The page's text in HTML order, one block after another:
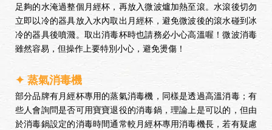
足夠的水淹過整個月經杯，再放入微波爐加熱至滾。水滾後切勿
立即以冷的器具放入水內取出月經杯，避免微波後的滾水碰到冰
冷的器具後噴濺。取出消毒杯時也請務必小心高溫喔！微波消毒
雖然容易，但操作上要特別小心，避免燙傷！
✦ 蒸氣消毒機
部分品牌有月經杯專用的蒸氣消毒機，同樣是透過高溫消毒；有
些人會詢問是否可用寶寶退役的消毒鍋，理論上是可以的，但由
於消毒鍋設定的消毒時間通常較月經杯專用消毒機長，若有疑慮